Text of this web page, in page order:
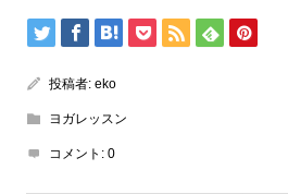
投稿者: eko
ヨガレッスン
コメント: 0